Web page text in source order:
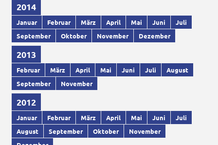
2014
Januar Februar März April Mai Juni
Juli
September
Oktober November Dezember
2013
Februar März April Mai Juni Juli
August
September
November
2012
Januar Februar März April Mai Juni
Juli
August
September Oktober
November